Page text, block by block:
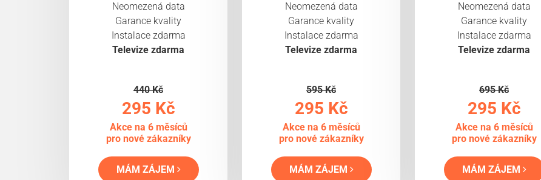
Neomezená data
Garance kvality
Instalace zdarma
Televize zdarma
440 Kč
295 Kč
Akce na 6 měsíců
pro nové zákazníky
MÁM ZÁJEM
Neomezená data
Garance kvality
Instalace zdarma
Televize zdarma
595 Kč
295 Kč
Akce na 6 měsíců
pro nové zákazníky
MÁM ZÁJEM
Neomezená data
Garance kvality
Instalace zdarma
Televize zdarma
695 Kč
295 Kč
Akce na 6 měsíců
pro nové zákazníky
MÁM ZÁJEM